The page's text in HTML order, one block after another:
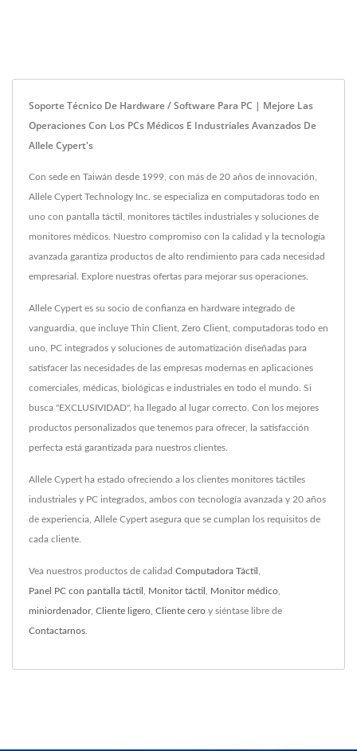
Soporte Técnico De Hardware / Software Para PC | Mejore Las
Operaciones Con Los PCs Médicos E Industriales Avanzados De
Allele Cypert's
Con sede en Taiwán desde 1999, con más de 20 años de innovación,
Allele Cypert Technology Inc. se especializa en computadoras todo en
uno con pantalla táctil, monitores táctiles industriales y soluciones de
monitores médicos. Nuestro compromiso con la calidad y la tecnología
avanzada garantiza productos de alto rendimiento para cada necesidad
empresarial. Explore nuestras ofertas para mejorar sus operaciones.
Allele Cypert es su socio de confianza en hardware integrado de
vanguardia, que incluye Thin Client, Zero Client, computadoras todo en
uno, PC integrados y soluciones de automatización diseñadas para
satisfacer las necesidades de las empresas modernas en aplicaciones
comerciales, médicas, biológicas e industriales en todo el mundo. Si
busca "EXCLUSIVIDAD", ha llegado al lugar correcto. Con los mejores
productos personalizados que tenemos para ofrecer, la satisfacción
perfecta está garantizada para nuestros clientes.
Allele Cypert ha estado ofreciendo a los clientes monitores táctiles
industriales y PC integrados, ambos con tecnología avanzada y 20 años
de experiencia, Allele Cypert asegura que se cumplan los requisitos de
cada cliente.
Vea nuestros productos de calidad Computadora Táctil
Panel PC con pantalla táctil Monitor táctil Monitor médico
miniordenador, Cliente ligero Cliente cero y siéntase libre de
Contactarnos